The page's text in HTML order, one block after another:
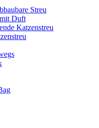
Streu
Duft
Katzenstreu